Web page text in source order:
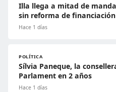
Illa llega a mitad de
sin reforma de
Hace 1 días
POLÍTICA
Sílvia Paneque, la
Parlament en 2 años
Hace 1 días